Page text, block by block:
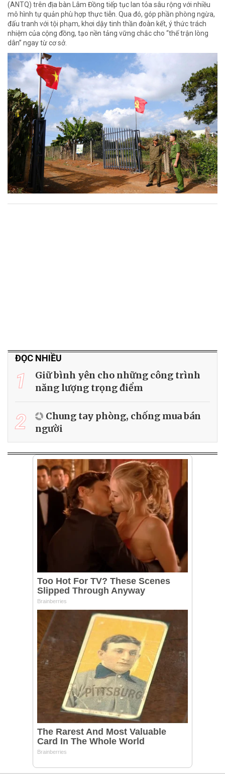
(ANTQ) trên địa bàn Lâm Đồng tiếp tục lan tỏa sâu rộng với nhiều
mô hình tự quản phù hợp thực tiễn. Qua đó, góp phần phòng ngừa,
đấu tranh với tội phạm, khơi dậy tinh thần đoàn kết, ý thức trách
nhiệm của cộng đồng, tạo nền tảng vững chắc cho “thế trận lòng
dân” ngay từ cơ sở.
ĐỌC NHIỀU
1
Giữ bình yên cho những công trình
năng lượng trọng điểm
2
Chung tay phòng, chống mua bán
người